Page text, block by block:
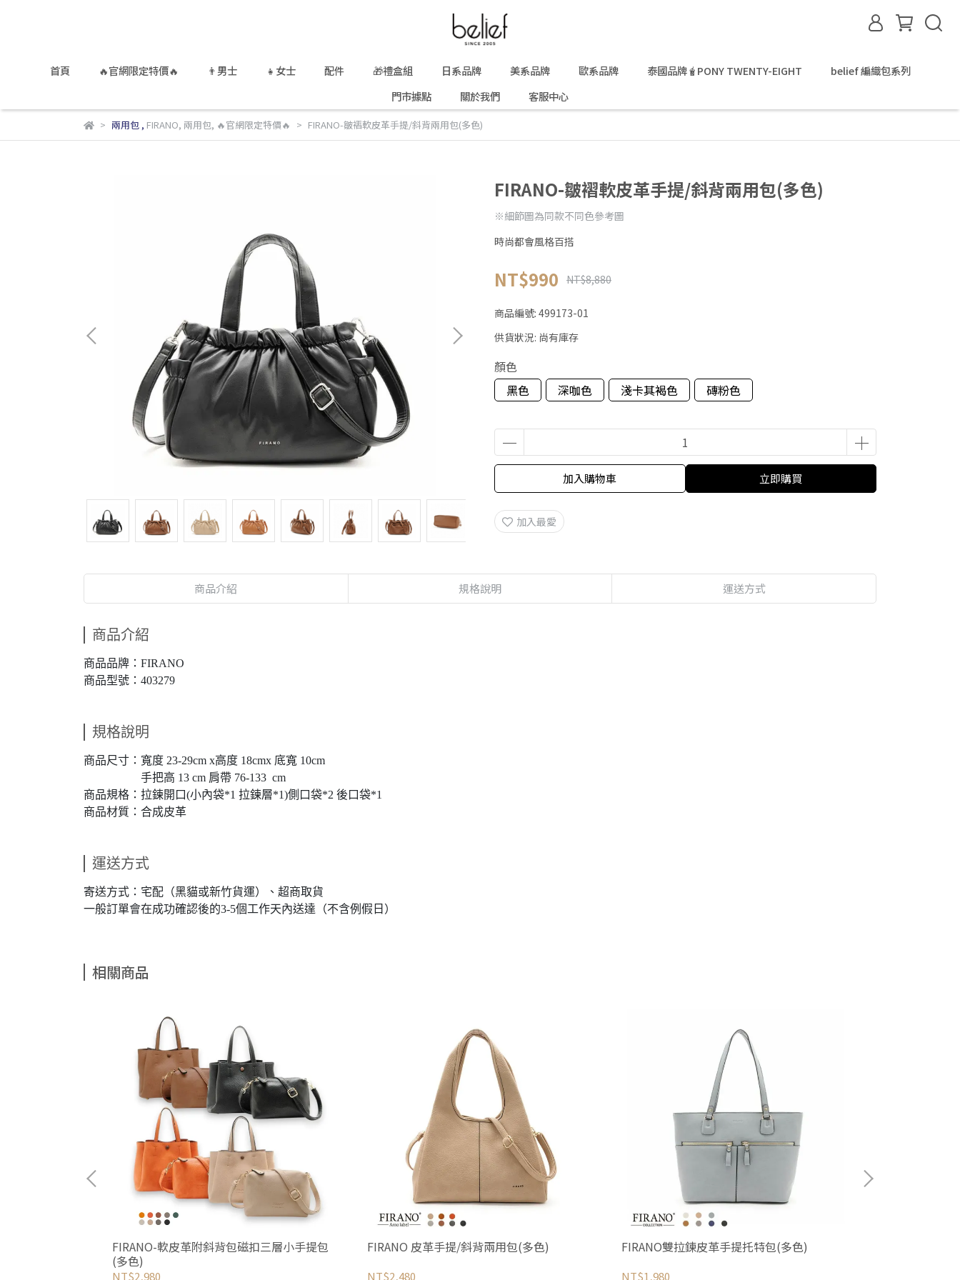
首頁 🔥官網限定特價🔥 👨男士 👧女士 配件 🎁禮盒組 日系品牌 美系品牌 歐系品牌 泰國品牌🧋PONY TWENTY-EIGHT
belief 編織包系列
門市據點
關於我們 客服中心
兩用包, FIRANO, 兩用包, 🔥官網限定特價🔥 FIRANO-皺褶軟皮革手提/斜背兩用包(多色)
FIRANO-皺褶軟皮革手提/斜背兩用包(多色)
※細節圖為同款不同色參考圖
時尚都會風格百搭
NT$990 NT$8,880
商品編號: 499173-01
供貨狀況: 尚有庫存
顏色
黑色
深咖色 淺卡其褐色 磚粉色
加入購物車 立即購買
加入最愛
商品介紹 規格說明 運送方式
商品介紹
商品品牌：FIRANO
商品型號：403279
規格說明
商品尺寸：寬度 23-29cm x高度 18cmx 底寬 10cm
手把高 13 cm 肩帶 76-133 cm
商品規格：拉鍊開口(小內袋*1 拉鍊層*1)側口袋*2 後口袋*1
商品材質：合成皮革
運送方式
寄送方式：宅配（黑貓或新竹貨運）、超商取貨
一般訂單會在成功確認後的3-5個工作天內送達（不含例假日）
相關商品
FIRANO-軟皮革附斜背包磁扣三層小手提包
(多色)
NT$2,980
FIRANO 皮革手提/斜背兩用包(多色)
NT$2,480
FIRANO雙拉鍊皮革手提托特包(多色)
NT$1,980